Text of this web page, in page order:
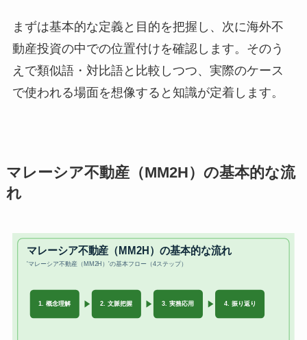
まずは基本的な定義と目的を把握し、次に海外不
動産投資の中での位置付けを確認します。そのう
えで類似語・対比語と比較しつつ、実際のケース
で使われる場面を想像すると知識が定着します。
マレーシア不動産（MM2H）の基本的な流
れ